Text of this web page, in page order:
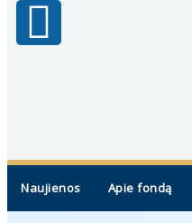
Naujienos Apie fondą